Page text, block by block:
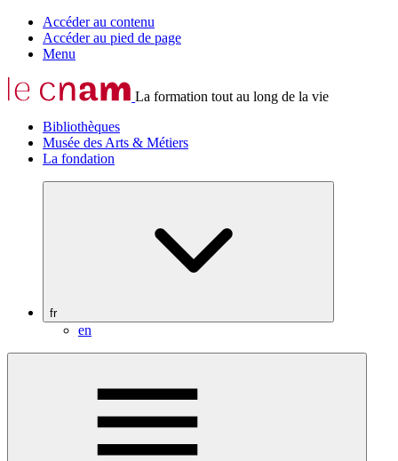
Accéder au contenu
Accéder au pied de page
Menu
La formation tout au long de la vie
Bibliothèques
Musée des Arts & Métiers
La fondation
fr
en